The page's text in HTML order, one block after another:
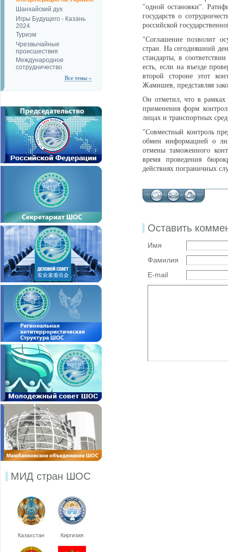
Шанхайский дух
Игры Будущего - Казань
2024
Туризм
Чрезвычайные
происшествия
Международное
сотрудничество
Все темы »
МИД стран ШОС
Казахстан Киргизия
"одной остановки".
государств о
российской
"Соглашение позволит
стран. На сегодняшний
стандарты, в
есть, если на въезде
второй стороне этот
Жамишев, представляя
Он отметил, что в рамках
применения форм
лицах и транспортных
"Совместный контроль
обмен информацией о
отмены таможенного
время проведения
действиях пограничных
Оставить
Имя
Фамилия
E-mail